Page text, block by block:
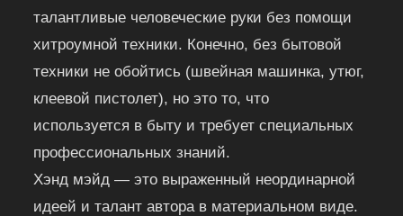
талантливые человеческие руки без помощи
хитроумной техники. Конечно, без бытовой
техники не обойтись (швейная машинка, утюг,
клеевой пистолет), но это то, что
используется в быту и требует специальных
профессиональных знаний.
Хэнд мэйд — это выраженный неординарной
идеей и талант автора в материальном виде.